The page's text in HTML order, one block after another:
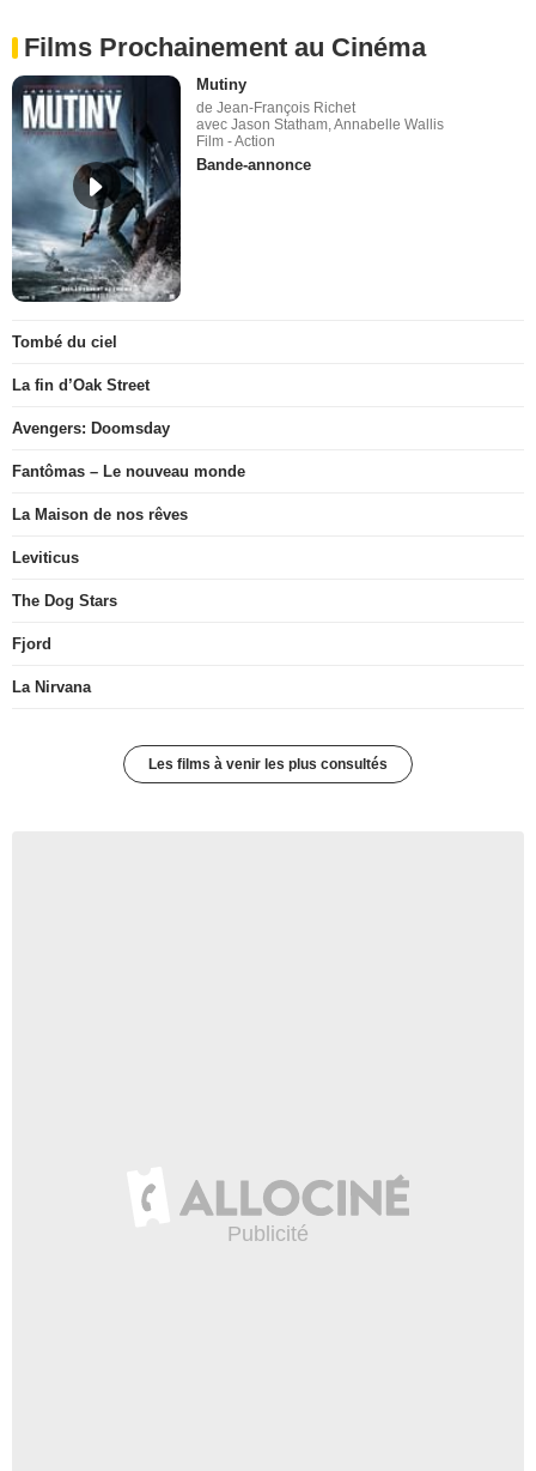
Films Prochainement au Cinéma
Mutiny
de Jean-François Richet
avec Jason Statham, Annabelle Wallis
Film - Action
Bande-annonce
Tombé du ciel
La fin d’Oak Street
Avengers: Doomsday
Fantômas – Le nouveau monde
La Maison de nos rêves
Leviticus
The Dog Stars
Fjord
La Nirvana
Les films à venir les plus consultés